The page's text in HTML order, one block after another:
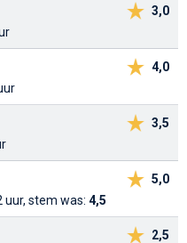
3,0
4,0
3,5
5,0
uur, stem was: 4,5
2,5